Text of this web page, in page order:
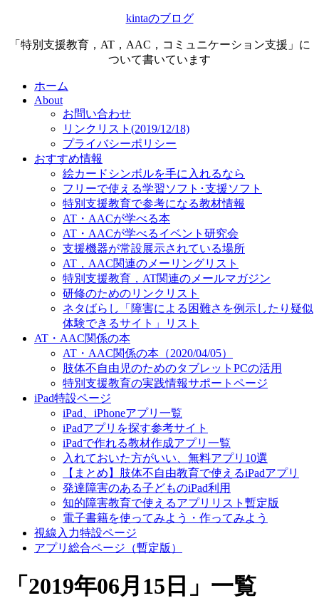
kintaのブログ
「特別支援教育，AT，AAC，コミュニケーション支援」に
ついて書いています
ホーム
About
お問い合わせ
リンクリスト(2019/12/18)
プライバシーポリシー
おすすめ情報
絵カードシンボルを手に入れるなら
フリーで使える学習ソフト･支援ソフト
特別支援教育で参考になる教材情報
AT・AACが学べる本
AT・AACが学べるイベント研究会
支援機器が常設展示されている場所
AT，AAC関連のメーリングリスト
特別支援教育，AT関連のメールマガジン
研修のためのリンクリスト
ネタばらし「障害による困難さを例示したり疑似
体験できるサイト」リスト
AT・AAC関係の本
AT・AAC関係の本（2020/04/05）
肢体不自由児のためのタブレットPCの活用
特別支援教育の実践情報サポートページ
iPad特設ページ
iPad、iPhoneアプリ一覧
iPadアプリを探す参考サイト
iPadで作れる教材作成アプリ一覧
入れておいた方がいい、無料アプリ10選
【まとめ】肢体不自由教育で使えるiPadアプリ
発達障害のある子どものiPad利用
知的障害教育で使えるアプリリスト暫定版
電子書籍を使ってみよう・作ってみよう
視線入力特設ページ
アプリ総合ページ（暫定版）
「 2019年06月15日 」 一覧